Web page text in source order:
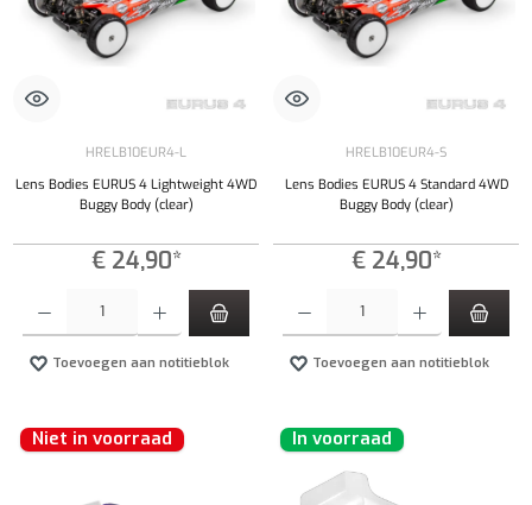
HRELB10EUR4-L
Lens Bodies EURUS 4 Lightweight 4WD
Buggy Body (clear)
€ 24,90*
Toevoegen aan notitieblok
HRELB10EUR4-S
Lens Bodies EURUS 4 Standard 4WD
Buggy Body (clear)
€ 24,90*
Toevoegen aan notitieblok
Niet in voorraad In voorraad